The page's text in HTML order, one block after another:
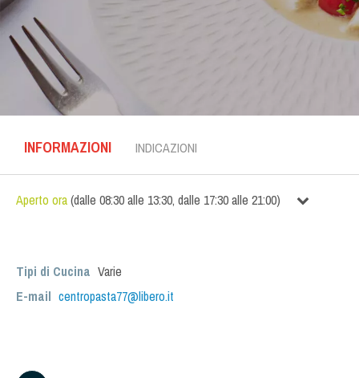
INFORMAZIONI INDICAZIONI
Aperto ora(dalle 08:30alle 13:30, dalle 17:30alle 21:00)
Tipi di Cucina Varie
E-mail centropasta77@libero.it